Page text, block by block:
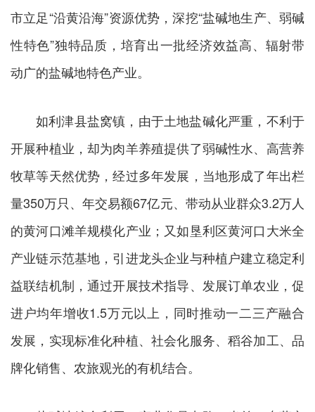
市立足“沿黄沿海”资源优势，深挖“盐碱地生产、弱碱
性特色”独特品质，培育出一批经济效益高、辐射带
动广的盐碱地特色产业。
如利津县盐窝镇，由于土地盐碱化严重，不利于
开展种植业，却为肉羊养殖提供了弱碱性水、高营养
牧草等天然优势，经过多年发展，当地形成了年出栏
量350万只、年交易额67亿元、带动从业群众3.2万人
的黄河口滩羊规模化产业；又如垦利区黄河口大米全
产业链示范基地，引进龙头企业与种植户建立稳定利
益联结机制，通过开展技术指导、发展订单农业，促
进户均年增收1.5万元以上，同时推动一二三产融合
发展，实现标准化种植、社会化服务、稻谷加工、品
牌化销售、农旅观光的有机结合。